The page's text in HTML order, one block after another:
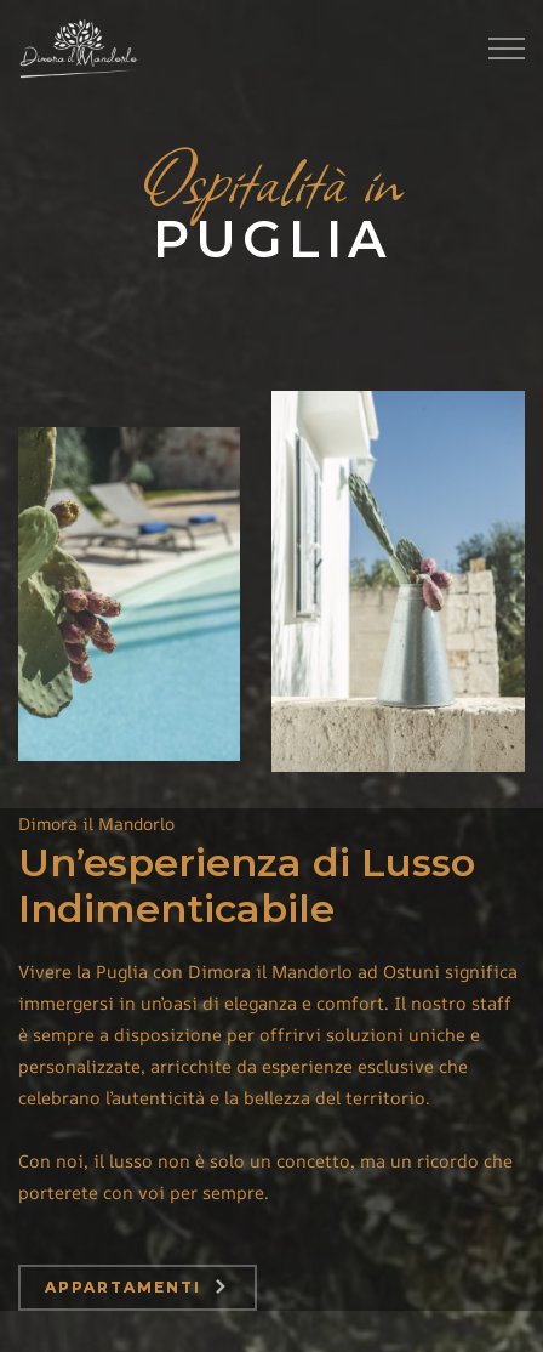
Ospitalità in
PUGLIA
Dimora il Mandorlo
Un’esperienza di Lusso
Indimenticabile
Vivere la Puglia con Dimora il Mandorlo ad Ostuni significa
immergersi in un’oasi di eleganza e comfort. Il nostro staff
è sempre a disposizione per offrirvi soluzioni uniche e
personalizzate, arricchite da esperienze esclusive che
celebrano l’autenticità e la bellezza del territorio.
Con noi, il lusso non è solo un concetto, ma un ricordo che
porterete con voi per sempre.
APPARTAMENTI